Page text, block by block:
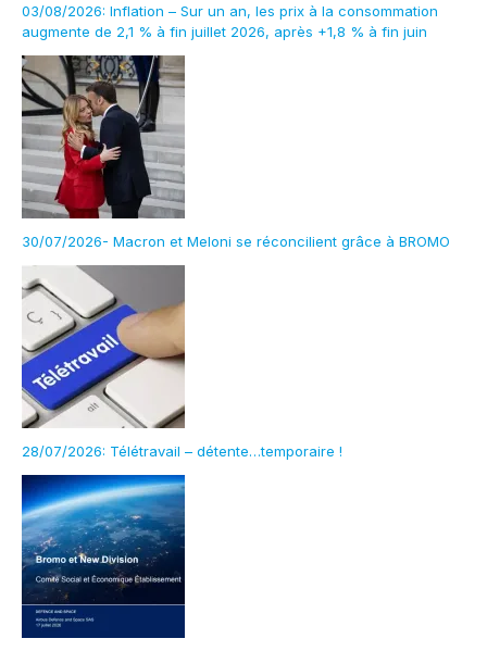
03/08/2026: Inflation – Sur un an, les prix à la consommation
augmente de 2,1 % à fin juillet 2026, après +1,8 % à fin juin
30/07/2026- Macron et Meloni se réconcilient grâce à BROMO
28/07/2026: Télétravail – détente…temporaire !